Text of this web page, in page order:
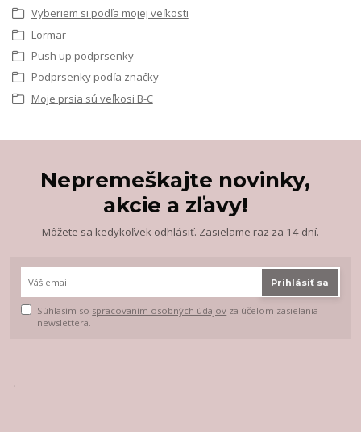
Vyberiem si podľa mojej veľkosti
Lormar
Push up podprsenky
Podprsenky podľa značky
Moje prsia sú veľkosi B-C
Nepremeškajte novinky,
akcie a zľavy!
Môžete sa kedykoľvek odhlásiť. Zasielame raz za 14 dní.
Prihlásiť sa
Súhlasím so spracovaním osobných údajov za účelom zasielania
newslettera.
.